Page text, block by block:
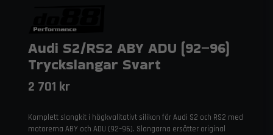
Audi S2/RS2 ABY ADU (92–96)
Tryckslangar Svart
2 701 kr
Komplett slangkit i högkvalitativt silikon för Audi S2 och RS2 med
motorerna ABY och ADU (92–96). Slangarna ersätter original